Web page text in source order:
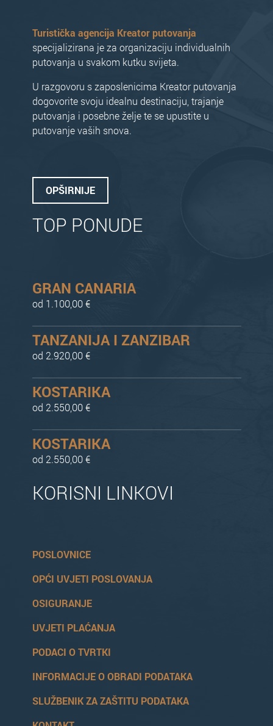
Turistička agencija Kreator putovanja
specijalizirana je za organizaciju individualnih
putovanja u svakom kutku svijeta.
U razgovoru s zaposlenicima Kreator putovanja
dogovorite svoju idealnu destinaciju, trajanje
putovanja i posebne želje te se upustite u
putovanje vaših snova.
OPŠIRNIJE
TOP PONUDE
GRAN CANARIA
od 1.100,00 €
TANZANIJA I ZANZIBAR
od 2.920,00 €
KOSTARIKA
od 2.550,00 €
KOSTARIKA
od 2.550,00 €
KORISNI LINKOVI
POSLOVNICE
OPĆI UVJETI POSLOVANJA
OSIGURANJE
UVJETI PLAĆANJA
PODACI O TVRTKI
INFORMACIJE O OBRADI PODATAKA
SLUŽBENIK ZA ZAŠTITU PODATAKA